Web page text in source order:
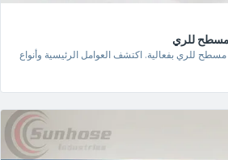
تعلم كيفية اختيار خرطوم PVC مسطح للري بفعالية. اكتشف العوامل الرئيسية وأنواع